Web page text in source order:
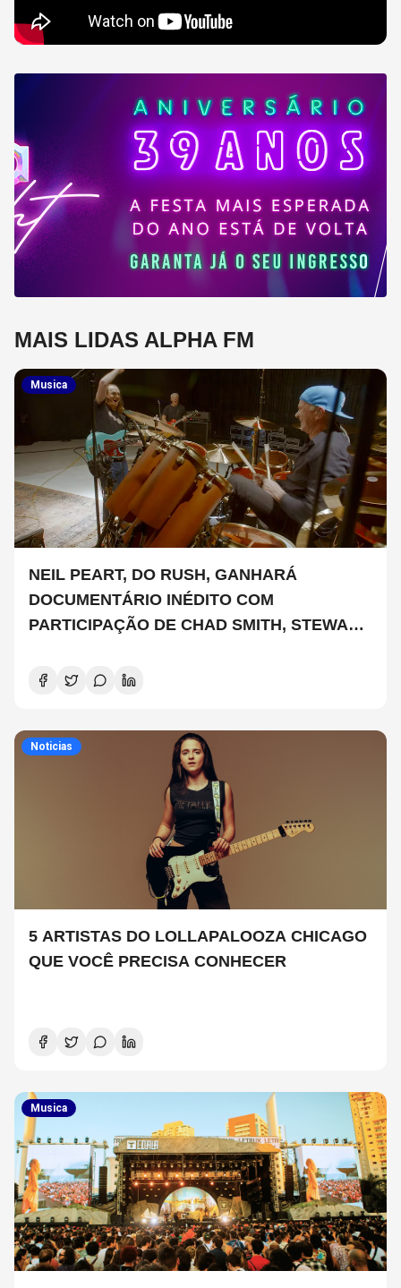
MAIS LIDAS ALPHA FM
Musica
NEIL PEART, DO RUSH, GANHARÁ
DOCUMENTÁRIO INÉDITO COM
PARTICIPAÇÃO DE CHAD SMITH, STEWART
Noticias
5 ARTISTAS DO LOLLAPALOOZA CHICAGO
QUE VOCÊ PRECISA CONHECER
Musica